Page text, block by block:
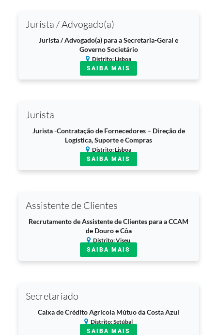
Jurista / Advogado(a)
Jurista / Advogado(a) para a Secretaria-Geral e
Governo Societário
Distrito: Lisboa
SAIBA MAIS
Jurista
Jurista -Contratação de Fornecedores – Direção de
Logística, Suporte e Compras
Distrito: Lisboa
SAIBA MAIS
Assistente de Clientes
Recrutamento de Assistente de Clientes para a CCAM
de Douro e Côa
Distrito: Viseu
SAIBA MAIS
Secretariado
Caixa de Crédito Agrícola Mútuo da Costa Azul
Distrito: Setúbal
SAIBA MAIS